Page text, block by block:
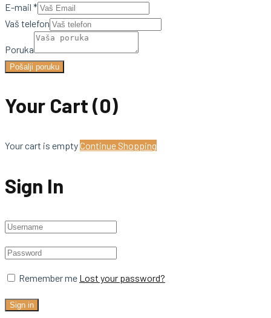
E-mail *
Vaš telefon
Poruka
Pošalji poruku
Your Cart (0)
Your cart is emptyContinue Shopping
Sign In
Remember me Lost your password?
Sign in